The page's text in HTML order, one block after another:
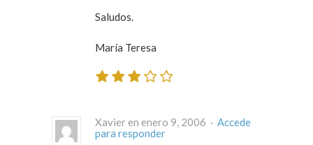
Saludos.
María Teresa
Xavier en enero 9, 2006 · Accede
para responder